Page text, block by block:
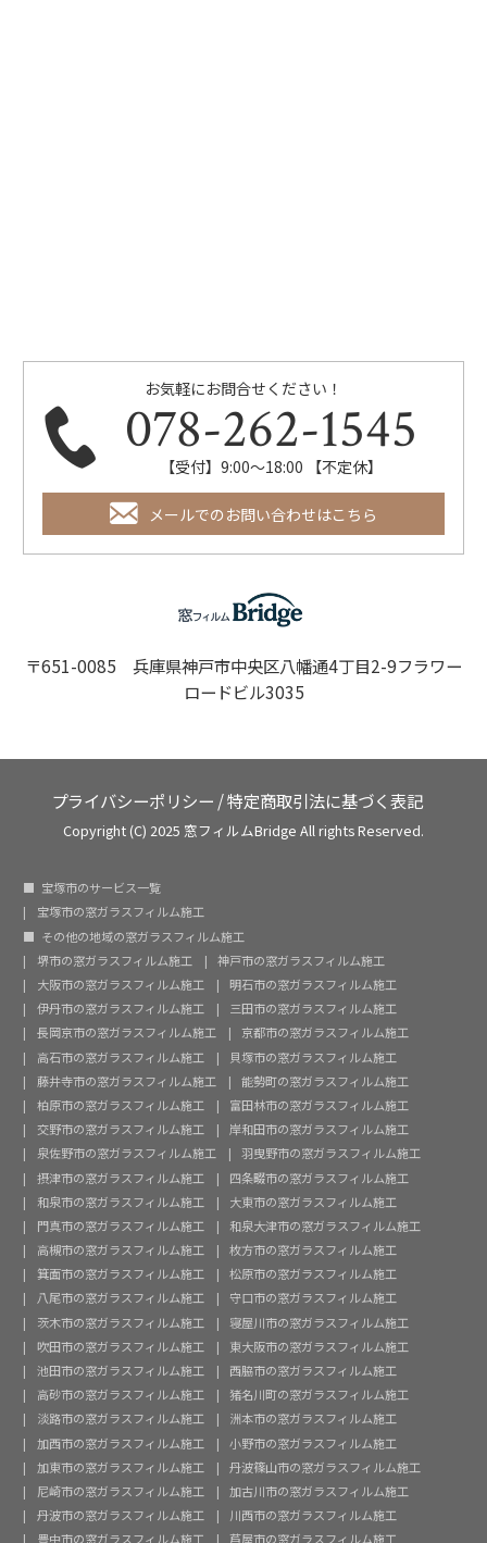
お気軽にお問合せください！
078-262-1545
【受付】9:00～18:00 【不定休】
メールでのお問い合わせはこちら
〒651-0085 兵庫県神戸市中央区八幡通4丁目2-9フラワー
ロードビル3035
プライバシーポリシー /特定商取引法に基づく表記
Copyright (C) 2025 窓フィルムBridge All rights Reserved.
宝塚市のサービス一覧
宝塚市の窓ガラスフィルム施工
その他の地域の窓ガラスフィルム施工
堺市の窓ガラスフィルム施工
神戸市の窓ガラスフィルム施工
大阪市の窓ガラスフィルム施工
明石市の窓ガラスフィルム施工
伊丹市の窓ガラスフィルム施工
三田市の窓ガラスフィルム施工
長岡京市の窓ガラスフィルム施工
京都市の窓ガラスフィルム施工
高石市の窓ガラスフィルム施工
貝塚市の窓ガラスフィルム施工
藤井寺市の窓ガラスフィルム施工
能勢町の窓ガラスフィルム施工
柏原市の窓ガラスフィルム施工
富田林市の窓ガラスフィルム施工
交野市の窓ガラスフィルム施工
岸和田市の窓ガラスフィルム施工
泉佐野市の窓ガラスフィルム施工
羽曳野市の窓ガラスフィルム施工
摂津市の窓ガラスフィルム施工
四条畷市の窓ガラスフィルム施工
和泉市の窓ガラスフィルム施工
大東市の窓ガラスフィルム施工
門真市の窓ガラスフィルム施工
和泉大津市の窓ガラスフィルム施工
高槻市の窓ガラスフィルム施工
枚方市の窓ガラスフィルム施工
箕面市の窓ガラスフィルム施工
松原市の窓ガラスフィルム施工
八尾市の窓ガラスフィルム施工
守口市の窓ガラスフィルム施工
茨木市の窓ガラスフィルム施工
寝屋川市の窓ガラスフィルム施工
吹田市の窓ガラスフィルム施工
東大阪市の窓ガラスフィルム施工
池田市の窓ガラスフィルム施工
西脇市の窓ガラスフィルム施工
高砂市の窓ガラスフィルム施工
猪名川町の窓ガラスフィルム施工
淡路市の窓ガラスフィルム施工
洲本市の窓ガラスフィルム施工
加西市の窓ガラスフィルム施工
小野市の窓ガラスフィルム施工
加東市の窓ガラスフィルム施工
丹波篠山市の窓ガラスフィルム施工
尼崎市の窓ガラスフィルム施工
加古川市の窓ガラスフィルム施工
丹波市の窓ガラスフィルム施工
川西市の窓ガラスフィルム施工
豊中市の窓ガラスフィルム施工
芦屋市の窓ガラスフィルム施工